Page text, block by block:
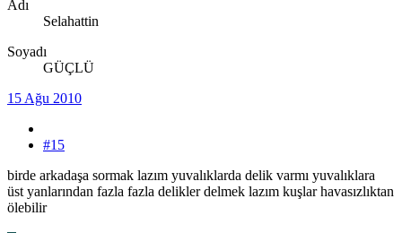
Adı
Selahattin
Soyadı
GÜÇLÜ
15 Ağu 2010
#15
birde arkadaşa sormak lazım yuvalıklarda delik varmı yuvalıklara
üst yanlarından fazla fazla delikler delmek lazım kuşlar havasızlıktan
ölebilir